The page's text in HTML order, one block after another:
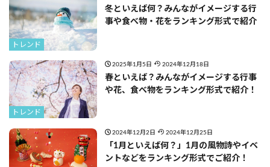
トレンド
冬といえば何？みんながイメージする行
事や食べ物・花をランキング形式で紹介
トレンド
2025年1月5日 2024年12月18日
春といえば？みんながイメージする行事
や花、食べ物をランキング形式で紹介！
2024年12月2日 2024年12月25日
「1月といえば何？」1月の風物詩やイベ
ントなどをランキング形式でご紹介！